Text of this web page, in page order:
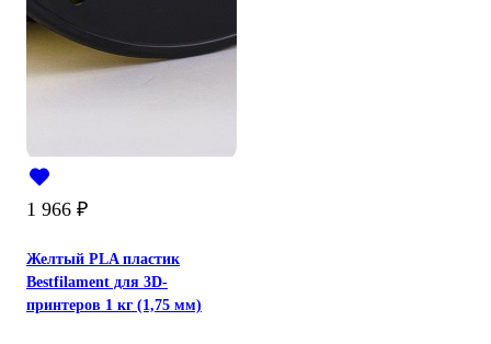
1 966 ₽
Желтый PLA пластик
Bestfilament для 3D-
принтеров 1 кг (1,75 мм)